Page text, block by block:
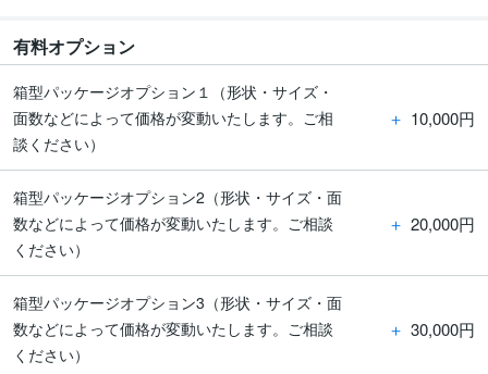
有料オプション
箱型パッケージオプション１（形状・サイズ・
面数などによって価格が変動いたします。ご相
談ください）
＋ 10,000円
箱型パッケージオプション2（形状・サイズ・面
数などによって価格が変動いたします。ご相談
ください）
＋ 20,000円
箱型パッケージオプション3（形状・サイズ・面
数などによって価格が変動いたします。ご相談
ください）
＋ 30,000円